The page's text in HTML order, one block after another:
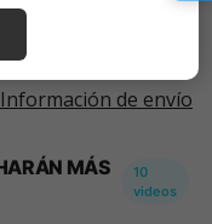
Información de envío